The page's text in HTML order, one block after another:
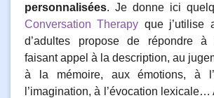
personnalisées. Je donne ici
Conversation Therapy que j’utilise
d’adultes propose de répondre à
faisant appel à la description, au
à la mémoire, aux émotions, à
l’imagination, à l’évocation